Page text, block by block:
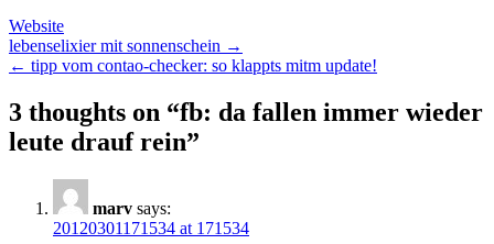
Website
Post
navigation
lebenselixier mit sonnenschein →
← tipp vom contao-checker: so klappts mitm update!
3 thoughts on “fb: da fallen immer wieder
leute drauf rein”
marv says:
20120301171534 at 171534